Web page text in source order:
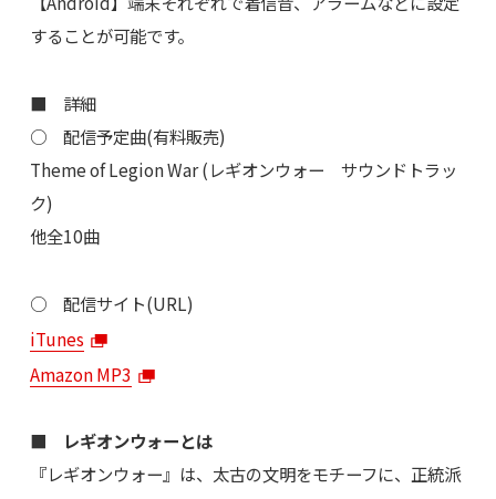
することが可能です。
■ 詳細
○ 配信予定曲(有料販売)
Theme of Legion War (レギオンウォー サウンドトラッ
ク)
他全10曲
○ 配信サイト(URL)
iTunes
Amazon MP3
■ レギオンウォーとは
『レギオンウォー』は、太古の文明をモチーフに、正統派